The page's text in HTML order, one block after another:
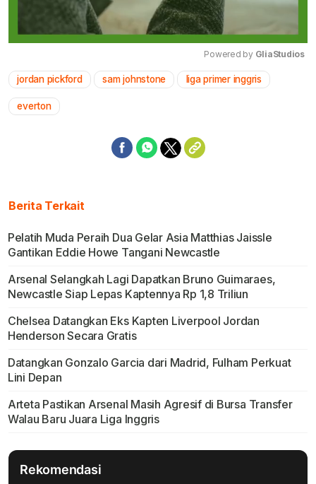
Mute
Powered by GliaStudios
jordan pickford sam johnstone liga primer inggris
everton
Berita Terkait
Pelatih Muda Peraih Dua Gelar Asia Matthias Jaissle
Gantikan Eddie Howe Tangani Newcastle
Arsenal Selangkah Lagi Dapatkan Bruno Guimaraes,
Newcastle Siap Lepas Kaptennya Rp 1,8 Triliun
Chelsea Datangkan Eks Kapten Liverpool Jordan
Henderson Secara Gratis
Datangkan Gonzalo Garcia dari Madrid, Fulham Perkuat
Lini Depan
Arteta Pastikan Arsenal Masih Agresif di Bursa Transfer
Walau Baru Juara Liga Inggris
Rekomendasi